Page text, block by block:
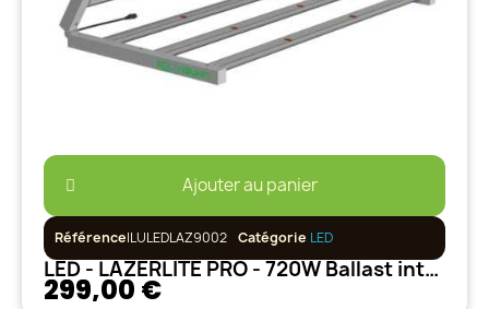
Ajouter au panier
RéférenceILULEDLAZ9002 Catégorie LED
LED - LAZERLITE PRO - 720W Ballast intégré
299,00 €